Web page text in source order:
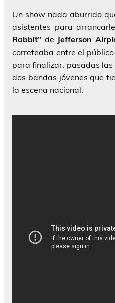
Un show nada aburrido
asistentes para
Rabbit” de Jefferson
correteaba entre el
para finalizar, pasadas las
dos bandas jóvenes que
la escena nacional.